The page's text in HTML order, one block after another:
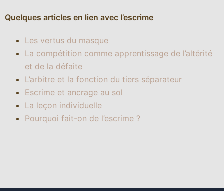
Quelques articles en lien avec l’escrime
Les vertus du masque
La compétition comme apprentissage de l’altérité
et de la défaite
L’arbitre et la fonction du tiers séparateur
Escrime et ancrage au sol
La leçon individuelle
Pourquoi fait-on de l’escrime ?